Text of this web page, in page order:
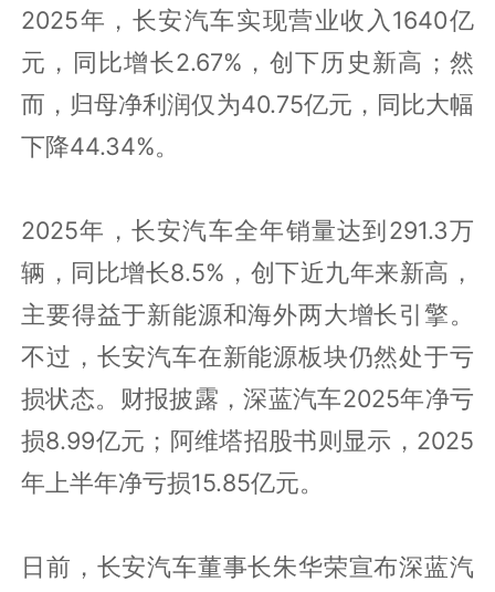
2025年，长安汽车实现营业收入1640亿
元，同比增长2.67%，创下历史新高；然
而，归母净利润仅为40.75亿元，同比大幅
下降44.34%。
2025年，长安汽车全年销量达到291.3万
辆，同比增长8.5%，创下近九年来新高，
主要得益于新能源和海外两大增长引擎。
不过，长安汽车在新能源板块仍然处于亏
损状态。财报披露，深蓝汽车2025年净亏
损8.99亿元；阿维塔招股书则显示，2025
年上半年净亏损15.85亿元。
日前，长安汽车董事长朱华荣宣布深蓝汽